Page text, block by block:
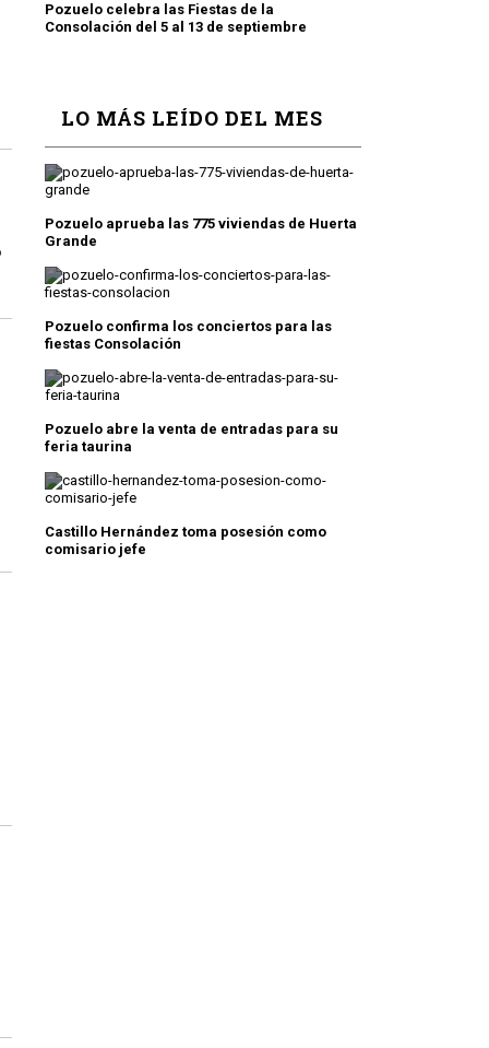
Pozuelo celebra las Fiestas de la
Consolación del 5 al 13 de septiembre
LO MÁS LEÍDO DEL MES
Pozuelo aprueba las 775 viviendas de Huerta
Grande
Pozuelo confirma los conciertos para las
fiestas Consolación
Pozuelo abre la venta de entradas para su
feria taurina
Castillo Hernández toma posesión como
comisario jefe